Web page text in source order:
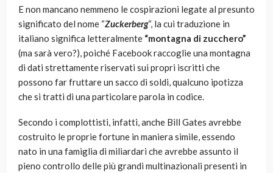
E non mancano nemmeno le cospirazioni legate al presunto
significato del nome “Zuckerberg“, la cui traduzione in
italiano significa letteralmente “montagna di zucchero”
(ma sarà vero?), poiché Facebook raccoglie una montagna
di dati strettamente riservati sui propri iscritti che
possono far fruttare un sacco di soldi, qualcuno ipotizza
che si tratti di una particolare parola in codice.
Secondo i complottisti, infatti, anche Bill Gates avrebbe
costruito le proprie fortune in maniera simile, essendo
nato in una famiglia di miliardari che avrebbe assunto il
pieno controllo delle più grandi multinazionali presenti in